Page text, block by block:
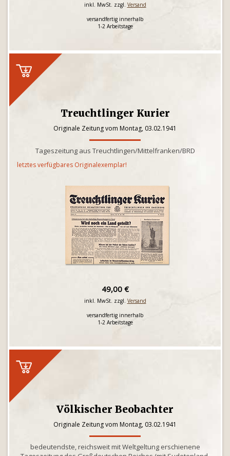
inkl. MwSt. zzgl. Versand
versandfertig innerhalb
1-2 Arbeitstage
Treuchtlinger Kurier
Originale Zeitung vom Montag, 03.02.1941
Tageszeitung aus Treuchtlingen/Mittelfranken/BRD
letztes verfügbares Originalexemplar!
49,00 €
inkl. MwSt. zzgl. Versand
versandfertig innerhalb
1-2 Arbeitstage
Völkischer Beobachter
Originale Zeitung vom Montag, 03.02.1941
bedeutendste, reichsweit mit Weltgeltung erschienene